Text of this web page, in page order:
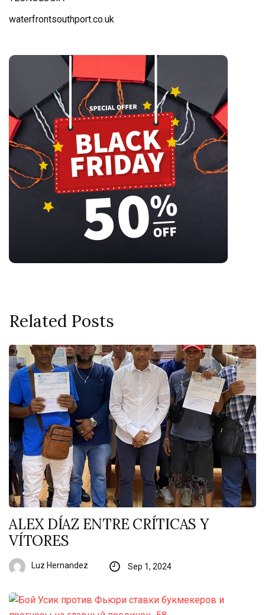
waterfrontsouthport.co.uk
Related Posts
ALEX DÍAZ ENTRE CRÍTICAS Y
VÍTORES
Luz Hernandez Sep 1, 2024